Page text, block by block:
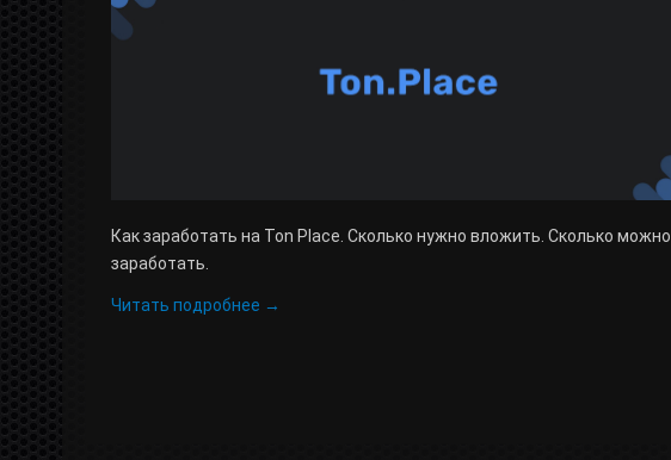
Как заработать на Ton Place. Сколько нужно вложить. Сколько можно
заработать.
Читать подробнее →